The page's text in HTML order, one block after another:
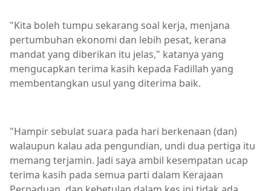
"Kita boleh tumpu sekarang soal kerja, menjana
pertumbuhan ekonomi dan lebih pesat, kerana
mandat yang diberikan itu jelas," katanya yang
mengucapkan terima kasih kepada Fadillah yang
membentangkan usul yang diterima baik.
"Hampir sebulat suara pada hari berkenaan (dan)
walaupun kalau ada pengundian, undi dua pertiga itu
memang terjamin. Jadi saya ambil kesempatan ucap
terima kasih pada semua parti dalam Kerajaan